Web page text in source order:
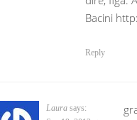
Bacini
Reply
Laura says: